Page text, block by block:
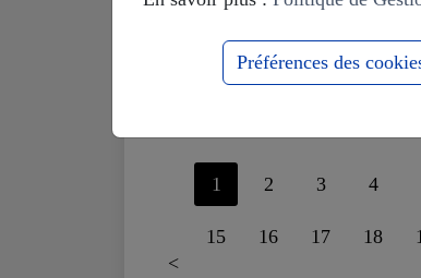
mensonge
<
1 2 3 4
15 16 17 18
Préférences des